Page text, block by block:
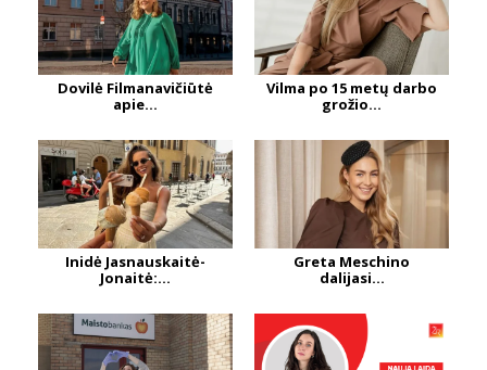
Dovilė Filmanavičiūtė
apie...
Vilma po 15 metų darbo
grožio...
Inidė Jasnauskaitė-
Jonaitė:...
Greta Meschino
dalijasi...